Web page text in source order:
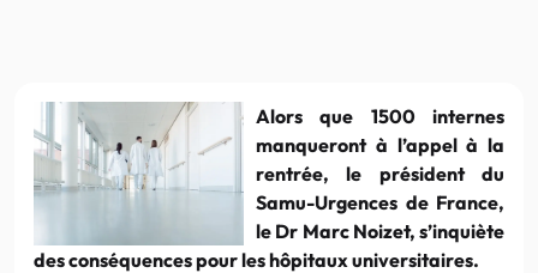
Alors que 1500 internes
manqueront à l’appel à la
rentrée, le président du
Samu-Urgences de France,
le Dr Marc Noizet, s’inquiète
des conséquences pour les hôpitaux universitaires.